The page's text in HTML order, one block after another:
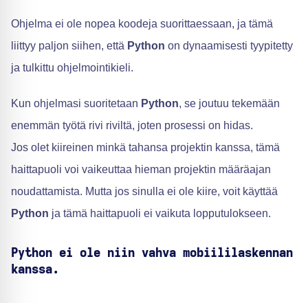
Ohjelma ei ole nopea koodeja suorittaessaan, ja tämä
liittyy paljon siihen, että Python on dynaamisesti tyypitetty
ja tulkittu ohjelmointikieli.
Kun ohjelmasi suoritetaan Python, se joutuu tekemään
enemmän työtä rivi riviltä, joten prosessi on hidas.
Jos olet kiireinen minkä tahansa projektin kanssa, tämä
haittapuoli voi vaikeuttaa hieman projektin määräajan
noudattamista. Mutta jos sinulla ei ole kiire, voit käyttää
Python ja tämä haittapuoli ei vaikuta lopputulokseen.
Python ei ole niin vahva mobiililaskennan
kanssa.